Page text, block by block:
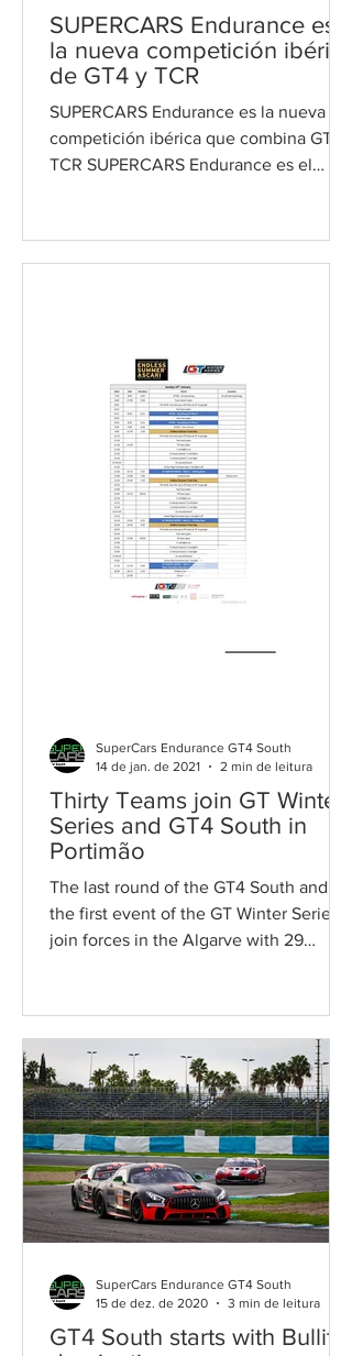
SUPERCARS Endurance es
la nueva competición ibérica
de GT4 y TCR
SUPERCARS Endurance es la nueva
competición ibérica que combina GT4 y
TCR SUPERCARS Endurance es el
Thirty Teams join GT Winter
Series and GT4 South in
Portimão
The last round of the GT4 South and
the first event of the GT Winter Series
join forces in the Algarve with 29
SuperCars Endurance GT4 South
14 de jan. de 2021
2 min de leitura
GT4 South starts with Bullitt
SuperCars Endurance GT4 South
15 de dez. de 2020
3 min de leitura